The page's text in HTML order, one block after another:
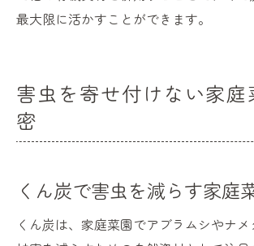
最大限に活かすことができます。
害虫を寄せ付けない家庭
密
くん炭で害虫を減らす家庭
くん炭は、家庭菜園でアブラムシやナ